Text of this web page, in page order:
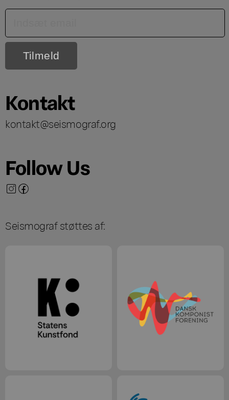
Kontakt
kontakt@seismograf.org
Follow Us
Seismograf støttes af: